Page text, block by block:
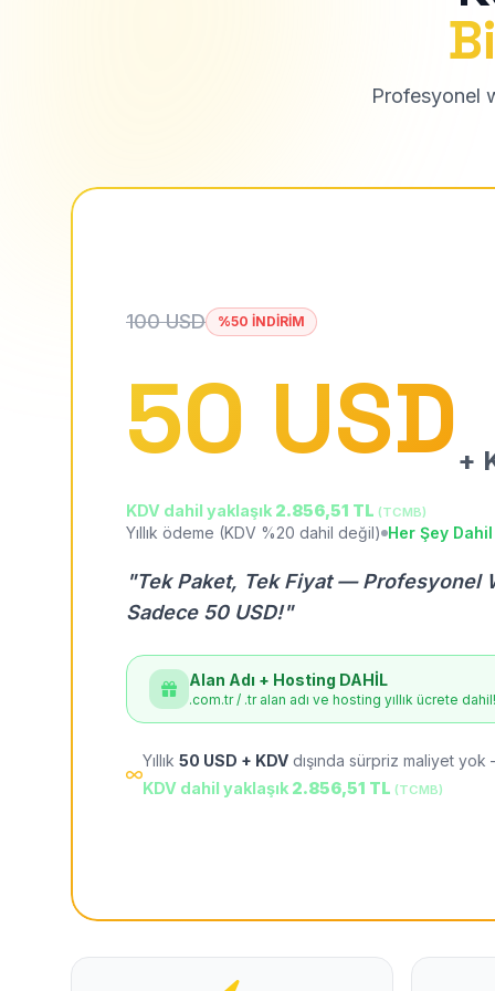
Profesyonel
100 USD %50 İNDİRİM
50 USD +
KDV dahil yaklaşık 2.856,51 TL (TCMB)
Yıllık ödeme (KDV %20 dahil değil) Her Şey Dahil
"Tek Paket, Tek Fiyat — Profesyonel
Sadece 50 USD!"
Alan Adı + Hosting DAHİL
.com.tr / .tr alan adı ve hosting yıllık ücrete dahil!
Yıllık 50 USD + KDV dışında sürpriz maliyet
KDV dahil yaklaşık 2.856,51 TL (TCMB)